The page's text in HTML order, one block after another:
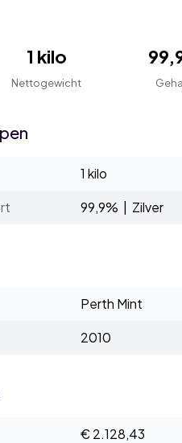
1 kilo
Nettogewicht
1 kilo
99,9% | Zilver
Perth Mint
2010
€ 2.128,43